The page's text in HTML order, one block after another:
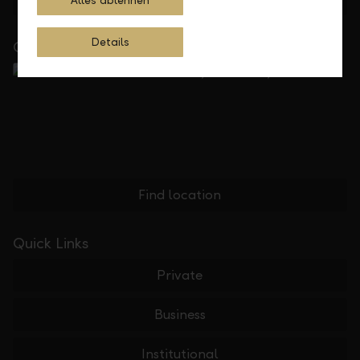
Close to you
Find location
Quick Links
Private
Business
Institutional
Details